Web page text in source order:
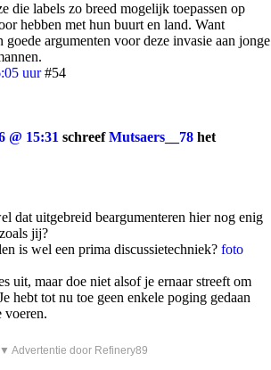
die labels zo breed mogelijk toepassen op
hebben met hun buurt en land. Want
argumenten voor deze invasie aan jonge
uur #54
@ 15:31 schreefMutsaers__78 het
dat uitgebreid beargumenteren hier nog enig
jij?
is wel een prima discussietechniek? foto
uit, maar doe niet alsof je ernaar streeft om
hebt tot nu toe geen enkele poging gedaan
voeren.
▼ Advertentie door Refinery89